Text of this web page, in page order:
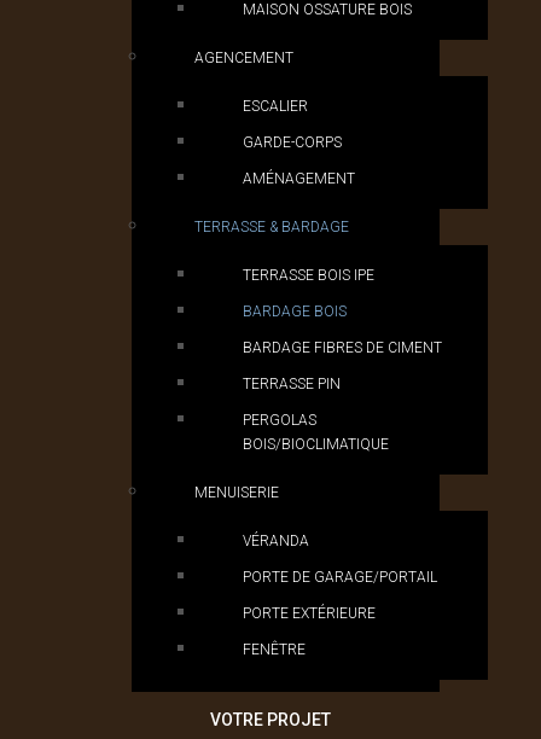
MAISON OSSATURE BOIS
AGENCEMENT
ESCALIER
GARDE-CORPS
AMÉNAGEMENT
TERRASSE & BARDAGE
TERRASSE BOIS IPE
BARDAGE BOIS
BARDAGE FIBRES DE CIMENT
TERRASSE PIN
PERGOLAS
BOIS/BIOCLIMATIQUE
MENUISERIE
VÉRANDA
PORTE DE GARAGE/PORTAIL
PORTE EXTÉRIEURE
FENÊTRE
VOTRE PROJET